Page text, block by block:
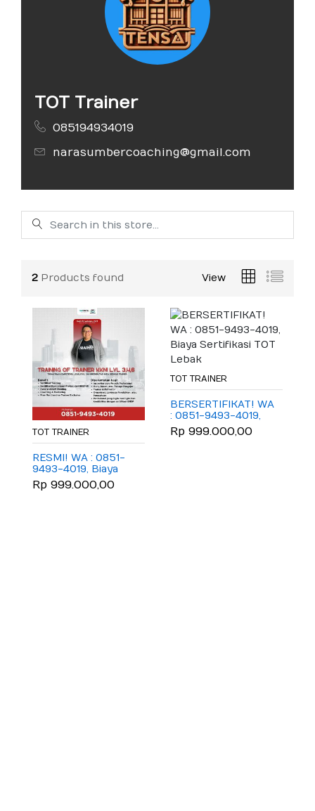
TOT Trainer
085194934019
narasumbercoaching@gmail.com
2 Products found View
TOT TRAINER
RESMI! WA : 0851-
9493-4019, Biaya
Sertifikasi TOT
BNSP Bandung
Rp 999.000,00
TOT TRAINER
BERSERTIFIKAT! WA
: 0851-9493-4019,
Biaya Sertifikasi TOT
Lebak
Rp 999.000,00